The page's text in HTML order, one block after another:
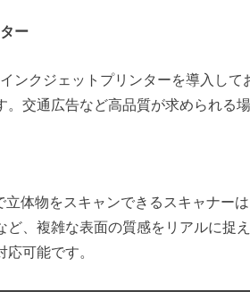
ー
ンクジェットプリンターを導入し
交通広告など高品質が求められる
体物をスキャンできるスキャナー
ど、複雑な表面の質感をリアルに捉
可能です。